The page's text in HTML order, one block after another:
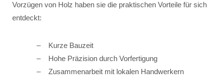
Vorzügen von Holz haben sie die praktischen Vorteile für sich
entdeckt:
Kurze Bauzeit
Hohe Präzision durch Vorfertigung
Zusammenarbeit mit lokalen Handwerkern